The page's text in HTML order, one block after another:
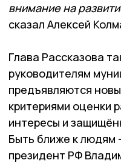
внимание на
сказал Алексей
Глава Рассказова
руководителям
предъявляются
критериями оценки
интересы и
Быть ближе к людям
президент РФ